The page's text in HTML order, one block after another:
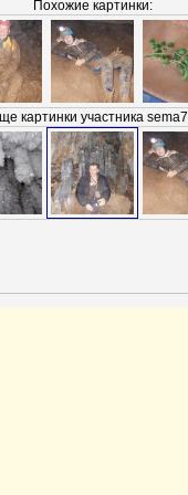
Похожие картинки:
картинки участника